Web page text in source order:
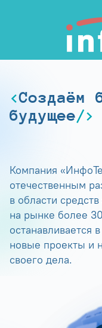
Создаём
будущее
Компания
отечественным
в области
на рынке более
останавливается
новые проекты и
своего дела.